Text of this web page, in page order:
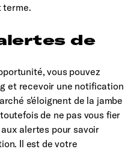
terme.
de
vous pouvez
et recevoir une notification
s'éloignent de la jambe
de ne pas vous fier
alertes pour savoir
Il est de votre